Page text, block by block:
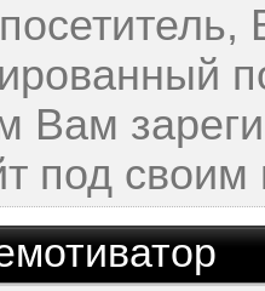
Вам
под